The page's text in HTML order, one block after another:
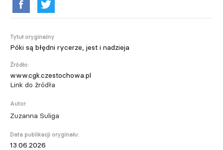
Tytuł oryginalny
Póki są błędni rycerze, jest i nadzieja
Źródło:
www.cgk.czestochowa.pl
Link do źródła
Autor:
Zuzanna Suliga
Data publikacji oryginału:
13.06.2026